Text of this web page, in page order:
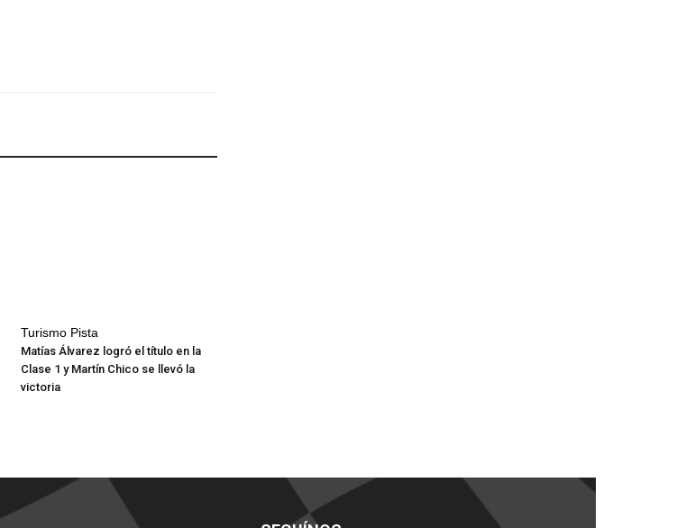
Turismo Pista
Matías Álvarez logró el título en la
Clase 1 y Martín Chico se llevó la
victoria